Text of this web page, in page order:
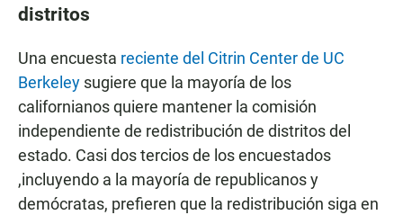
distritos
Una encuesta reciente del Citrin Center de UC
Berkeley sugiere que la mayoría de los
californianos quiere mantener la comisión
independiente de redistribución de distritos del
estado. Casi dos tercios de los encuestados
,incluyendo a la mayoría de republicanos y
demócratas, prefieren que la redistribución siga en